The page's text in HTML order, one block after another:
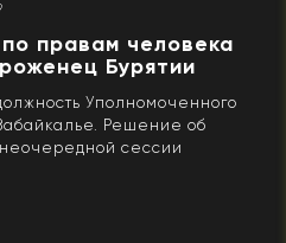
правам человека
Бурятии
Уполномоченного
Решение об
сессии